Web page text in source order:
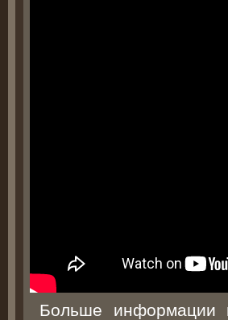
Больше информации